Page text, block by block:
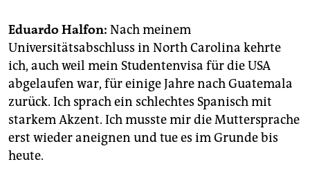
Eduardo Halfon: Nach meinem
Universitätsabschluss in North Carolina kehrte
ich, auch weil mein Studentenvisa für die USA
abgelaufen war, für einige Jahre nach Guatemala
zurück. Ich sprach ein schlechtes Spanisch mit
starkem Akzent. Ich musste mir die Muttersprache
erst wieder aneignen und tue es im Grunde bis
heute.